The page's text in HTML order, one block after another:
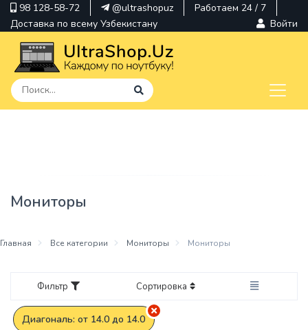
98 128-58-72 @ultrashopuz
Работаем 24 / 7
Доставка по всему Узбекистану
Войти
Hp
Мониторы
Главная Все категории Мониторы Мониторы
Фильтр Сортировка
Диагональ: от 14.0 до 14.0